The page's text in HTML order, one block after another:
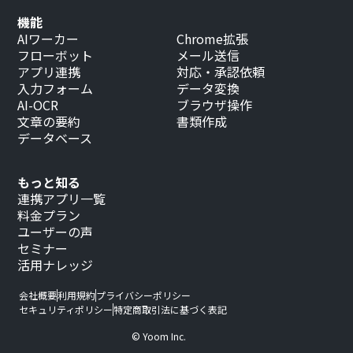
もっと知る
連携アプリ一覧
料金プラン
ユーザーの声
セミナー
活用ナレッジ
機能
AIワーカー
フローボット
アプリ連携
入力フォーム
AI-OCR
文章の要約
データベース
Chrome拡張
メール送信
対応・承認依頼
データ変換
ブラウザ操作
書類作成
会社概要利用規約プライバシーポリシー
セキュリティポリシー特定商取引法に基づく表記
© Yoom Inc.